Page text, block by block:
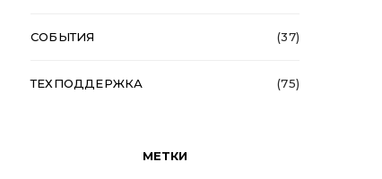
СОБЫТИЯ (37)
ТЕХПОДДЕРЖКА (75)
МЕТКИ